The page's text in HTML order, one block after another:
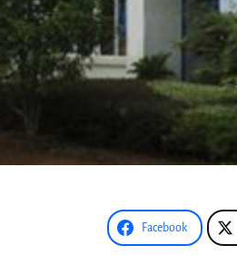
Facebook